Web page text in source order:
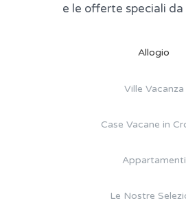
e le offerte speciali da
Allogio
Ville Vacanza
Case Vacane in
Appartamenti
Le Nostre